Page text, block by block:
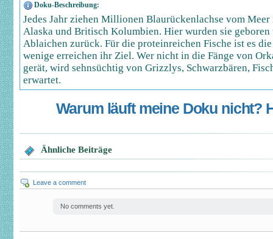
Doku-Beschreibung:
Jedes Jahr ziehen Millionen Blaurückenlachse vom Meer
Alaska und Britisch Kolumbien. Hier wurden sie
Ablaichen zurück. Für die proteinreichen Fische ist es
wenige erreichen ihr Ziel. Wer nicht in die Fänge von
gerät, wird sehnsüchtig von Grizzlys, Schwarzbären,
erwartet.
Warum läuft meine Doku nicht?
Ähnliche Beiträge
Leave a comment
No comments yet.